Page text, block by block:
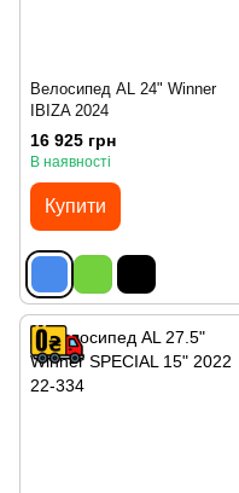
Велосипед AL 24" Winner
IBIZA 2024
16 925 грн
В наявності
Купити